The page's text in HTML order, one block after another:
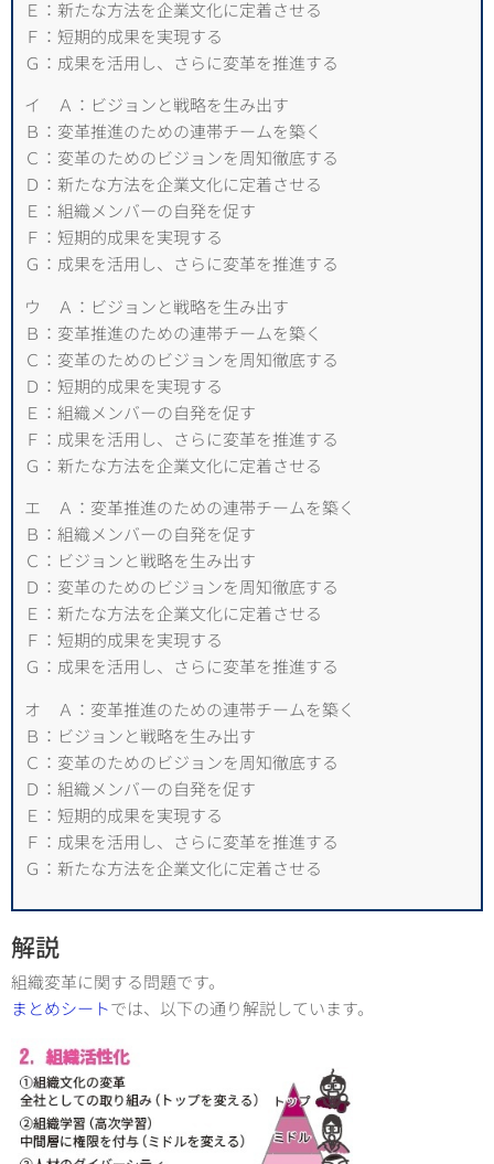
Ｅ：新たな方法を企業文化に定着させる
Ｆ：短期的成果を実現する
Ｇ：成果を活用し、さらに変革を推進する
イ Ａ：ビジョンと戦略を生み出す
Ｂ：変革推進のための連帯チームを築く
Ｃ：変革のためのビジョンを周知徹底する
Ｄ：新たな方法を企業文化に定着させる
Ｅ：組織メンバーの自発を促す
Ｆ：短期的成果を実現する
Ｇ：成果を活用し、さらに変革を推進する
ウ Ａ：ビジョンと戦略を生み出す
Ｂ：変革推進のための連帯チームを築く
Ｃ：変革のためのビジョンを周知徹底する
Ｄ：短期的成果を実現する
Ｅ：組織メンバーの自発を促す
Ｆ：成果を活用し、さらに変革を推進する
Ｇ：新たな方法を企業文化に定着させる
エ Ａ：変革推進のための連帯チームを築く
Ｂ：組織メンバーの自発を促す
Ｃ：ビジョンと戦略を生み出す
Ｄ：変革のためのビジョンを周知徹底する
Ｅ：新たな方法を企業文化に定着させる
Ｆ：短期的成果を実現する
Ｇ：成果を活用し、さらに変革を推進する
オ Ａ：変革推進のための連帯チームを築く
Ｂ：ビジョンと戦略を生み出す
Ｃ：変革のためのビジョンを周知徹底する
Ｄ：組織メンバーの自発を促す
Ｅ：短期的成果を実現する
Ｆ：成果を活用し、さらに変革を推進する
Ｇ：新たな方法を企業文化に定着させる
解説
組織変革に関する問題です。
まとめシートでは、以下の通り解説しています。